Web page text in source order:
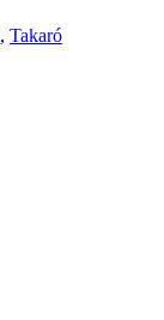
, Takaró